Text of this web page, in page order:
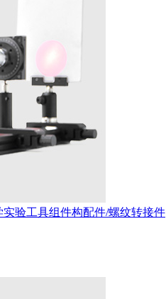
实验工具组件构配件/螺纹转接件